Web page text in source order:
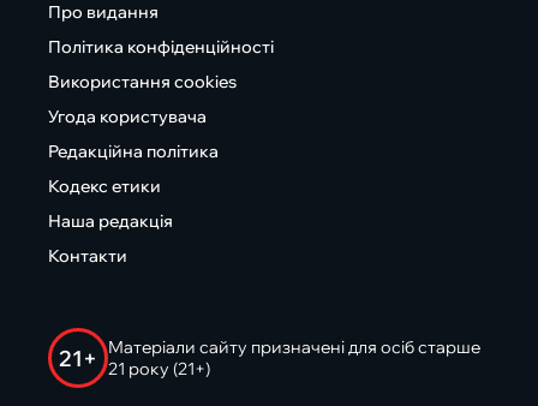
Про видання
Політика конфіденційності
Використання cookies
Угода користувача
Редакційна політика
Кодекс етики
Наша редакція
Контакти
21+
Матеріали сайту призначені для осіб старше
21 року (21+)